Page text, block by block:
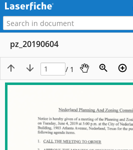
pz_20190604
/ 1